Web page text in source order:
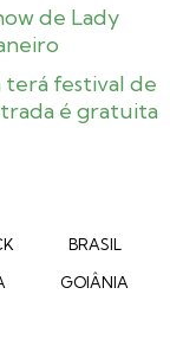
de Lady
terá festival de
é gratuita
BRASIL
GOIÂNIA